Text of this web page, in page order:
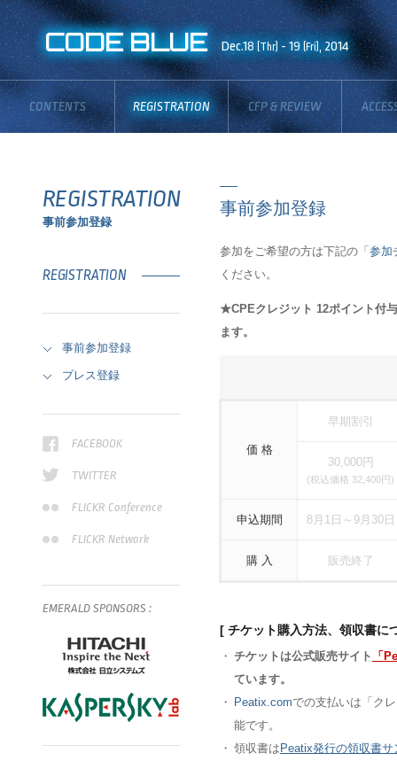
CODE BLUE Dec.18 (Thr) - 19 (Fri), 2014
CONTENTS REGISTRATION CFP & REVIEW
REGISTRATION
事前参加登録
REGISTRATION
事前参加登録
プレス登録
FACEBOOK
TWITTER
FLICKR Conference
FLICKR Network
事前参加登録
参加をご希望の方は下記の「 参加
ください。
★CPEクレジット 12ポイント付
ます。
価 格
早期割引
30,000円
(税込価格 32,400円)
申込期間 8月1日～9月30日
購 入 販売終了
[ チケット購入方法、領収書に
・ チケットは公式販売サイト 「
ています。
・ Peatix.comでの支払いは「ク
能です。
・ 領収書はPeatix発行の領収書サ
EMERALD SPONSORS :